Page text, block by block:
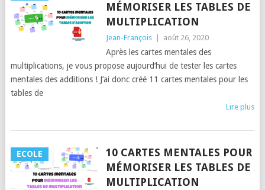
MÉMORISER LES TABLES DE
MULTIPLICATION
Jean-François août 26, 2020
Après les cartes mentales des
multiplications, je vous propose aujourd’hui de tester les cartes
mentales des additions ! J’ai donc créé 11 cartes mentales pour les
tables de
Lire plus
ECOLE
10 CARTES MENTALES POUR
MÉMORISER LES TABLES DE
MULTIPLICATION